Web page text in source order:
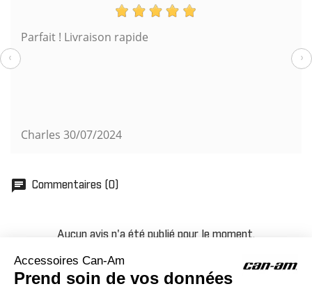
Parfait ! Livraison rapide
Charles 30/07/2024
‹ ›
chat Commentaires (0)
Aucun avis n'a été publié pour le moment.